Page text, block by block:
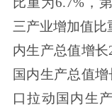
三产业增加值比
内生产总值增
国内生产总值
口拉动国内生